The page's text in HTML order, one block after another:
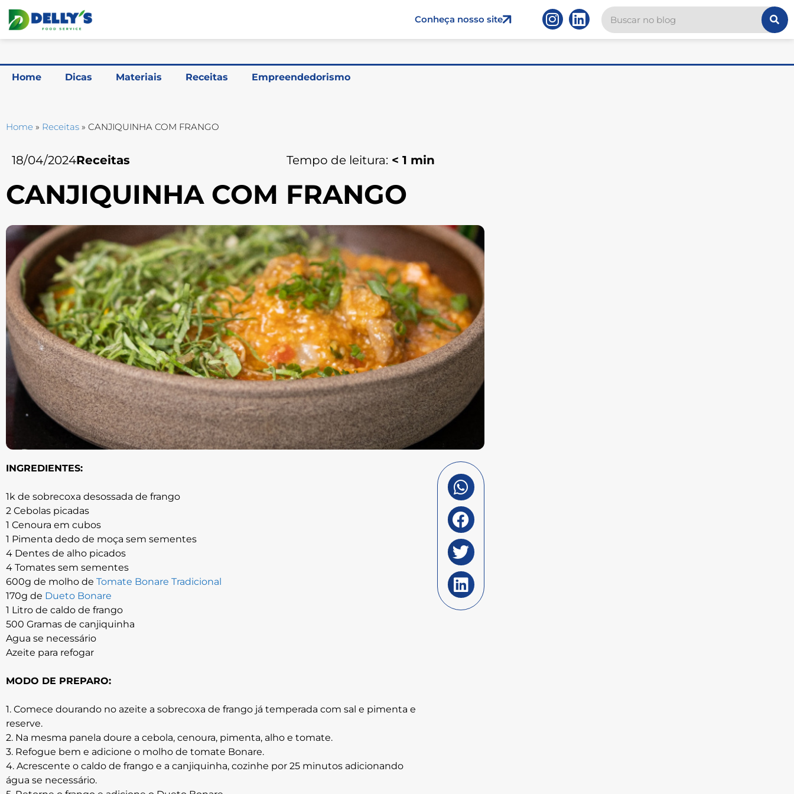
Conheça nosso site
Home Dicas Materiais Receitas Empreendedorismo
Home » Receitas » CANJIQUINHA COM FRANGO
18/04/2024Receitas Tempo de leitura: < 1 min
CANJIQUINHA COM FRANGO
INGREDIENTES:
1k de sobrecoxa desossada de frango
2 Cebolas picadas
1 Cenoura em cubos
1 Pimenta dedo de moça sem sementes
4 Dentes de alho picados
4 Tomates sem sementes
600g de molho de Tomate Bonare Tradicional
170g de Dueto Bonare
1 Litro de caldo de frango
500 Gramas de canjiquinha
Agua se necessário
Azeite para refogar
MODO DE PREPARO:
1. Comece dourando no azeite a sobrecoxa de frango já temperada com sal e pimenta e
reserve.
2. Na mesma panela doure a cebola, cenoura, pimenta, alho e tomate.
3. Refogue bem e adicione o molho de tomate Bonare.
4. Acrescente o caldo de frango e a canjiquinha, cozinhe por 25 minutos adicionando
água se necessário.